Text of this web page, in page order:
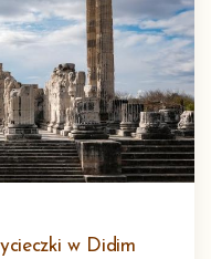
w Didim